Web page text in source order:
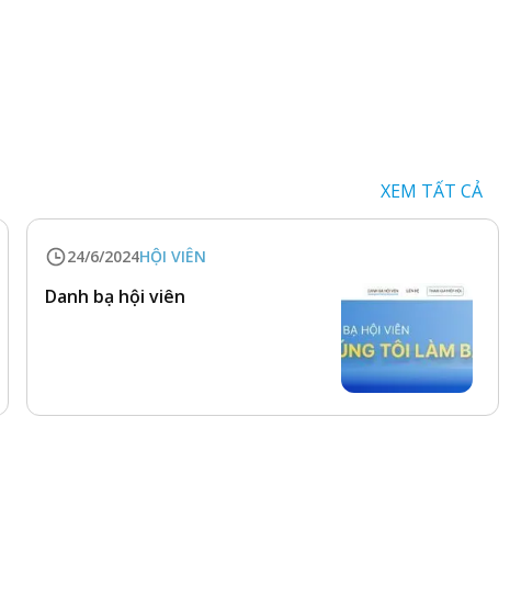
XEM TẤT CẢ
24/6/2024HỘI VIÊN
Danh bạ hội viên